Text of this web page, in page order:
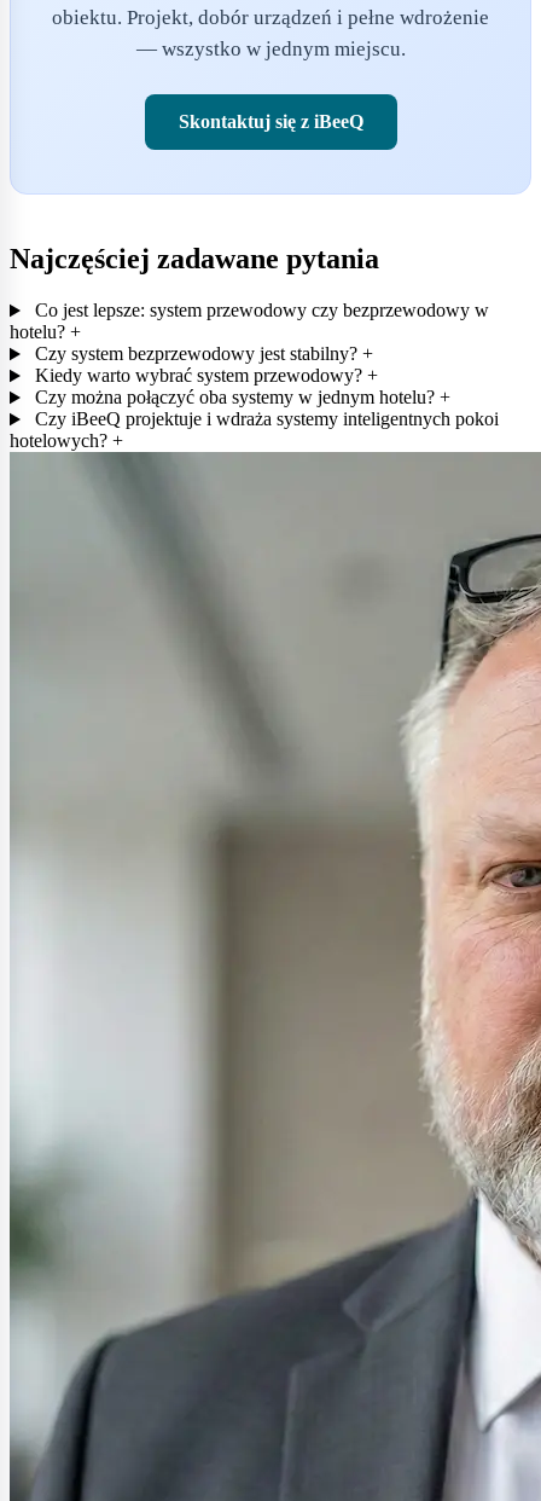
obiektu. Projekt, dobór urządzeń i pełne wdrożenie
— wszystko w jednym miejscu.
Skontaktuj się z iBeeQ
Najczęściej zadawane pytania
Co jest lepsze: system przewodowy czy bezprzewodowy w
hotelu? +
Czy system bezprzewodowy jest stabilny? +
Kiedy warto wybrać system przewodowy? +
Czy można połączyć oba systemy w jednym hotelu? +
Czy iBeeQ projektuje i wdraża systemy inteligentnych pokoi
hotelowych? +